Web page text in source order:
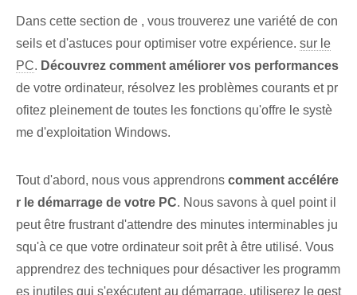
Dans cette section de , vous trouverez une variété de con
seils et d'astuces pour optimiser votre expérience. sur le
PC. Découvrez comment améliorer vos performances
de votre ordinateur, résolvez les problèmes courants et pr
ofitez pleinement de toutes les fonctions qu'offre le systè
me d'exploitation Windows.
Tout d'abord, nous vous apprendrons comment accélére
r le démarrage de votre PC. Nous savons à quel point il
peut être frustrant d'attendre des minutes interminables ju
squ'à ce que votre ordinateur soit prêt à être utilisé. Vous
apprendrez des techniques pour désactiver les programm
es inutiles qui s'exécutent au démarrage, utiliserez le gest